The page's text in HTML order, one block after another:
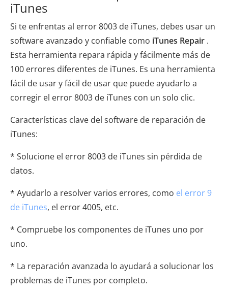
iTunes
Si te enfrentas al error 8003 de iTunes, debes usar un
software avanzado y confiable como iTunes Repair .
Esta herramienta repara rápida y fácilmente más de
100 errores diferentes de iTunes. Es una herramienta
fácil de usar y fácil de usar que puede ayudarlo a
corregir el error 8003 de iTunes con un solo clic.
Características clave del software de reparación de
iTunes:
* Solucione el error 8003 de iTunes sin pérdida de
datos.
* Ayudarlo a resolver varios errores, como el error 9
de iTunes, el error 4005, etc.
* Compruebe los componentes de iTunes uno por
uno.
* La reparación avanzada lo ayudará a solucionar los
problemas de iTunes por completo.